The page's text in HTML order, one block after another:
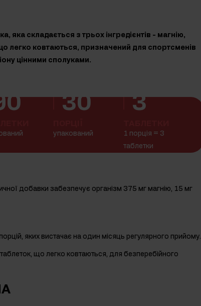
яка складається з трьох інгредієнтів - магнію,
легко ковтаються, призначений для спортсменів
цінними сполуками.
30
упакований
3
1 порція = 3
таблетки
добавки забезпечує організм 375 мг магнію, 15 мг
яких вистачає на один місяць регулярного прийому.
що легко ковтаються, для безперебійного